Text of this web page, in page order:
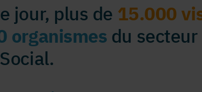
jour, plus de 15.000
organismes du